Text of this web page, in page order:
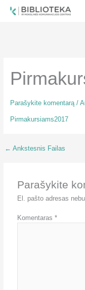
Parašykite komentarą /
Pirmakursiams2017
← Ankstesnis Failas
Parašykite
El. pašto adresas
Komentaras*